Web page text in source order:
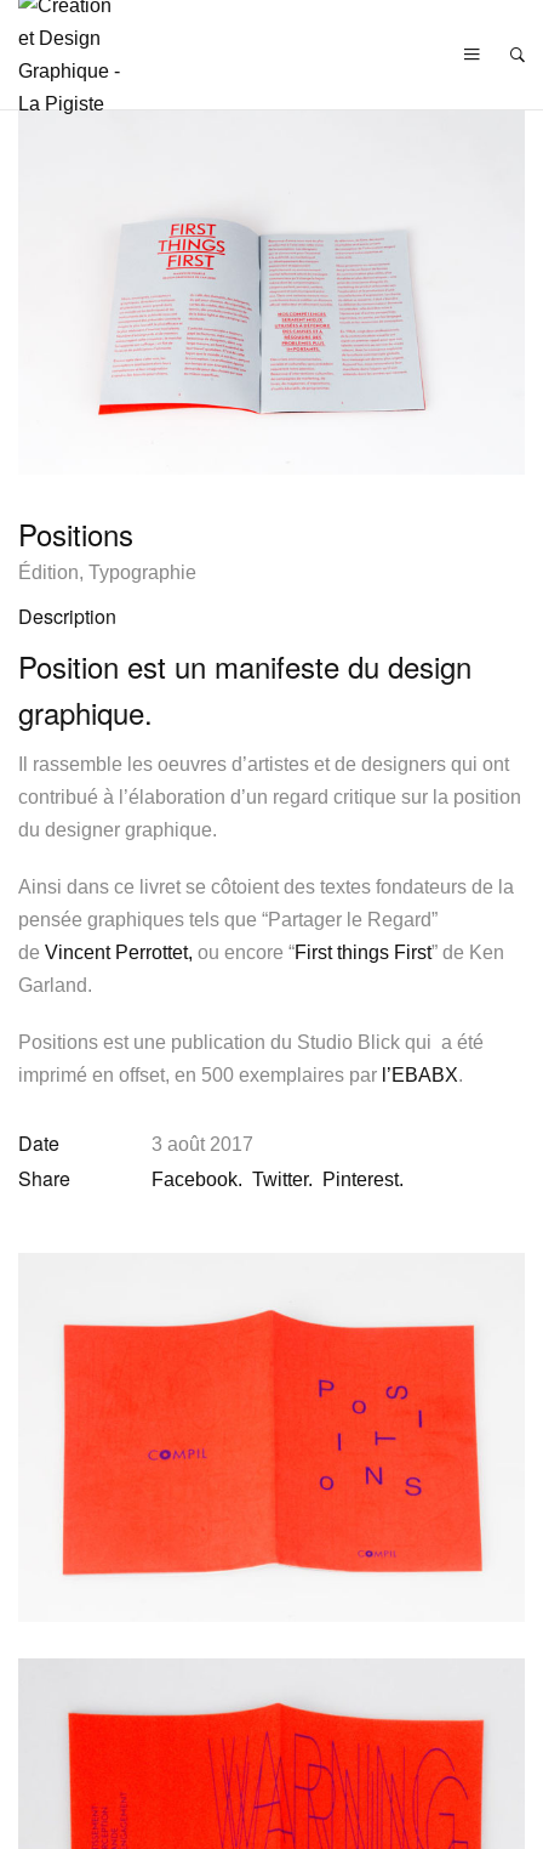
Positions
Édition, Typographie
Description
Position est un manifeste du design
graphique.
Il rassemble les oeuvres d’artistes et de designers qui ont
contribué à l’élaboration d’un regard critique sur la position
du designer graphique.
Ainsi dans ce livret se côtoient des textes fondateurs de la
pensée graphiques tels que “Partager le Regard”
de Vincent Perrottet, ou encore “First things First” de Ken
Garland.
Positions est une publication du Studio Blick qui a été
imprimé en offset, en 500 exemplaires par l’EBABX.
Date 3 août 2017
Share Facebook. Twitter. Pinterest.